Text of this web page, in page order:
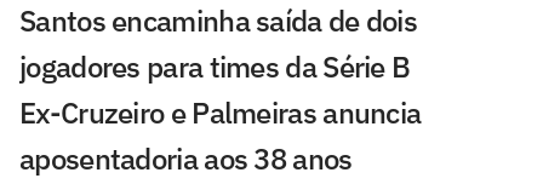
Santos encaminha saída de dois
jogadores para times da Série B
Ex-Cruzeiro e Palmeiras anuncia
aposentadoria aos 38 anos